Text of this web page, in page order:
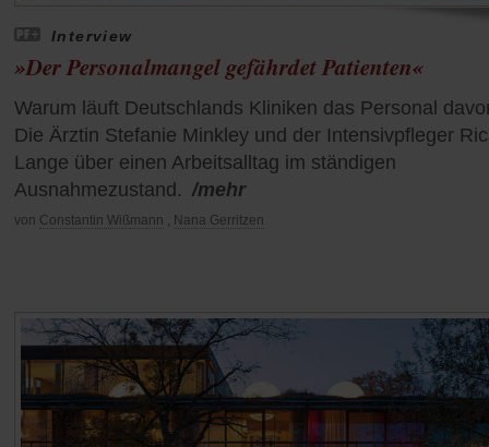
Interview
»Der Personalmangel gefährdet Patienten«
Warum läuft Deutschlands Kliniken das Personal
Die Ärztin Stefanie Minkley und der Intensivpfleger
Lange über einen Arbeitsalltag im ständigen
Ausnahmezustand. /mehr
von Constantin Wißmann , Nana Gerritzen